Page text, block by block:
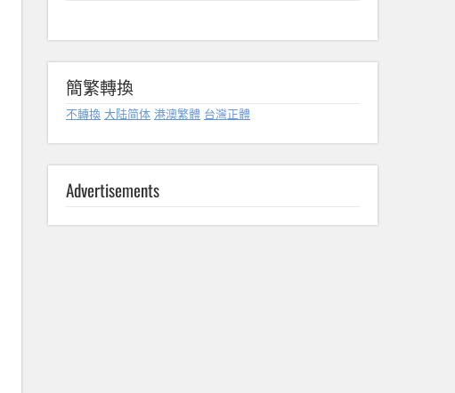
簡繁轉換
不轉換 大陆简体 港澳繁體 台灣正體
Advertisements